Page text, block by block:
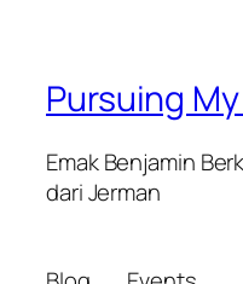
Pursuing
Emak Benjamin
dari Jerman